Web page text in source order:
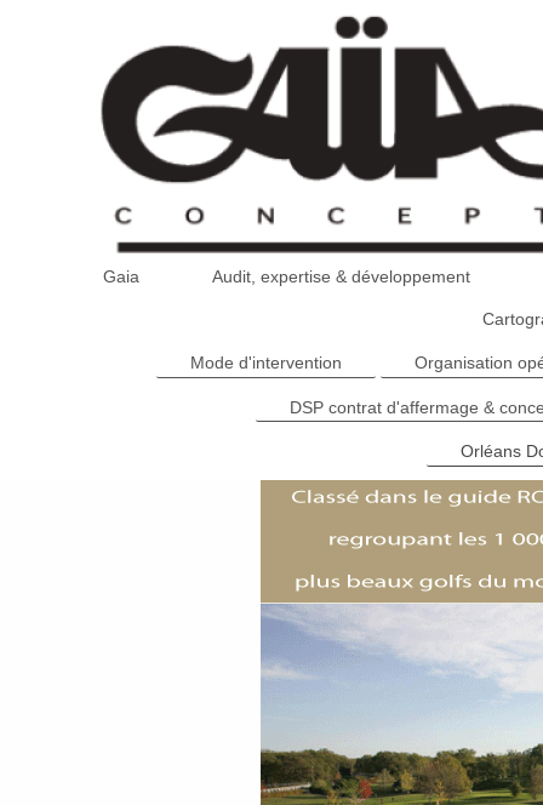
Gaia Audit, expertise & développement
Mode d'intervention Organisation
DSP contrat d'affermage &
Orléans